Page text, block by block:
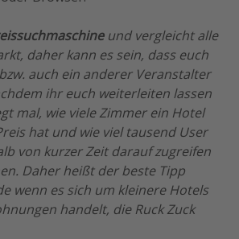
und vergleicht alle
daher kann es sein, dass euch
auch ein anderer Veranstalter
ihr euch weiterleiten lassen
mal, wie viele Zimmer ein Hotel
hat und wie viel tausend User
von kurzer Zeit darauf zugreifen
Daher heißt der beste Tipp
wenn es sich um kleinere Hotels
handelt, die Ruck Zuck